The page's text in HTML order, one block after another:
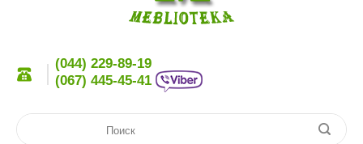
(044) 229-89-19
(067) 445-45-41